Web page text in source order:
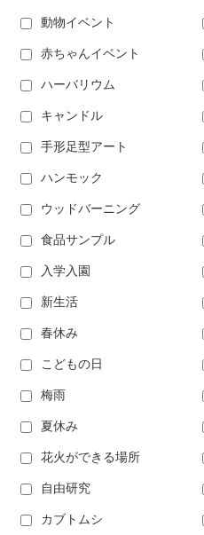
動物イベント
赤ちゃんイベント
ハーバリウム
キャンドル
手形足型アート
ハンモック
ウッドバーニング
食品サンプル
入学入園
新生活
春休み
こどもの日
梅雨
夏休み
花火ができる場所
自由研究
カブトムシ